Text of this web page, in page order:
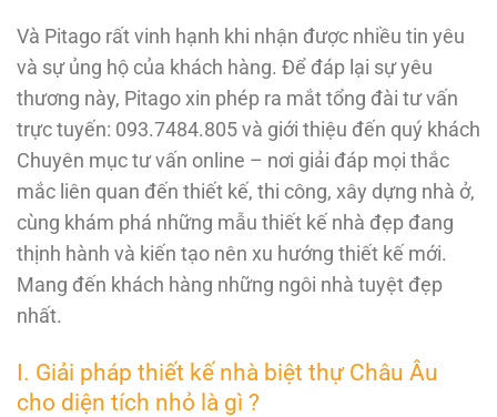
Và Pitago rất vinh hạnh khi nhận được nhiều tin yêu
và sự ủng hộ của khách hàng. Để đáp lại sự yêu
thương này, Pitago xin phép ra mắt tổng đài tư vấn
trực tuyến: 093.7484.805 và giới thiệu đến quý khách
Chuyên mục tư vấn online – nơi giải đáp mọi thắc
mắc liên quan đến thiết kế, thi công, xây dựng nhà ở,
cùng khám phá những mẫu thiết kế nhà đẹp đang
thịnh hành và kiến tạo nên xu hướng thiết kế mới.
Mang đến khách hàng những ngôi nhà tuyệt đẹp
nhất.
I. Giải pháp thiết kế nhà biệt thự Châu Âu
cho diện tích nhỏ là gì ?